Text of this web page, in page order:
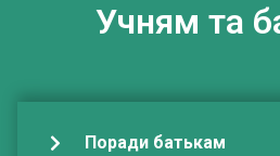
Учням та
Поради батькам